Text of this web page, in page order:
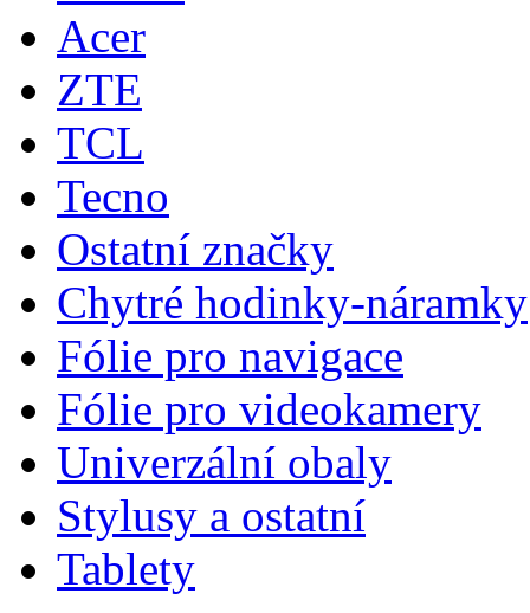
Acer
ZTE
TCL
Tecno
Ostatní značky
Chytré hodinky-náramky
Fólie pro navigace
Fólie pro videokamery
Univerzální obaly
Stylusy a ostatní
Tablety